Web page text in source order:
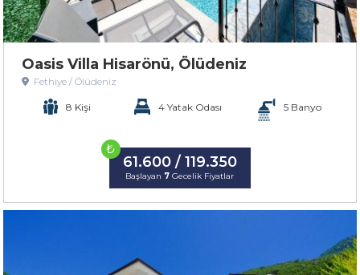
Oasis Villa Hisarönü, Ölüdeniz
Fethiye / Ölüdeniz
8 Kişi 4 Yatak Odası 5 Banyo
₺
61.600 / 119.350
Başlayan 7 Gecelik Fiyatlar